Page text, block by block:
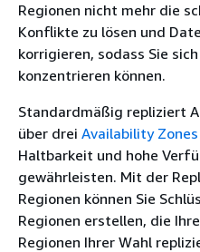
Regionen nicht mehr die
Konflikte zu lösen und
korrigieren, sodass Sie
konzentrieren können.
Standardmäßig repliziert
über drei Availability Zones
Haltbarkeit und hohe
gewährleisten. Mit der
Regionen können Sie
Regionen erstellen, die
Regionen Ihrer Wahl